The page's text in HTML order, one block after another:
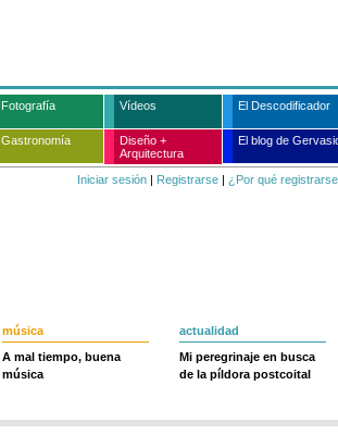
Fotografía Vídeos El Descodificador
Gastronomía
Diseño +
Arquitectura
El blog de
Iniciar sesión | Registrarse | ¿Por qué
música
A mal tiempo, buena
música
actualidad
Mi peregrinaje en busca
de la píldora postcoital